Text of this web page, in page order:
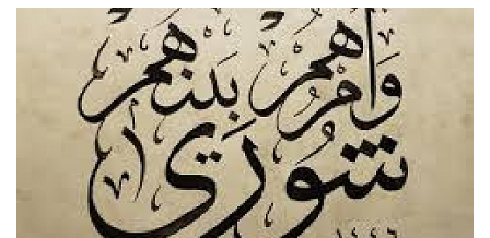
Haber
Arşivi
Günün
Haberleri
Biyografiler
Köşe
Yazarları
Video
Galeri
Foto
Galeri
Künye
İletişim
Çerez
Politikası
Gizlilik
İlkeleri